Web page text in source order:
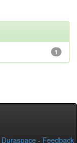
1
Duraspace - Feedback